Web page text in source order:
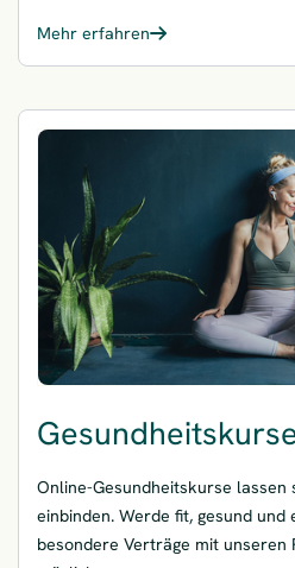
Mehr erfahren
– Gesundheitskurse
Online-Gesundheitskurse lassen
einbinden. Werde fit, gesund
besondere Verträge mit unseren